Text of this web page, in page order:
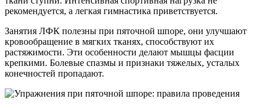
рекомендуется, а легкая гимнастика приветствуется.
Занятия ЛФК полезны при пяточной шпоре, они улучшают
кровообращение в мягких тканях, способствуют их
растяжимости. Эти особенности делают мышцы фасции
крепкими. Болевые спазмы и признаки тяжелых, усталых
конечностей пропадают.